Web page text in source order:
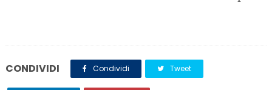
CONDIVIDI Condividi Tweet